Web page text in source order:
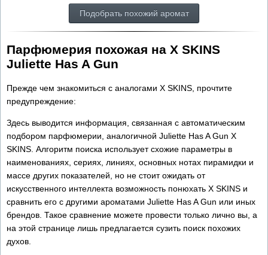
Подобрать похожий аромат
Парфюмерия похожая на X SKINS
Juliette Has A Gun
Прежде чем знакомиться с аналогами X SKINS, прочтите
предупреждение:
Здесь выводится информация, связанная с автоматическим
подбором парфюмерии, аналогичной Juliette Has A Gun X
SKINS. Алгоритм поиска использует схожие параметры в
наименованиях, сериях, линиях, основных нотах пирамидки и
массе других показателей, но не стоит ожидать от
искусственного интеллекта возможность понюхать X SKINS и
сравнить его с другими ароматами Juliette Has A Gun или иных
брендов. Такое сравнение можете провести только лично вы, а
на этой странице лишь предлагается сузить поиск похожих
духов.